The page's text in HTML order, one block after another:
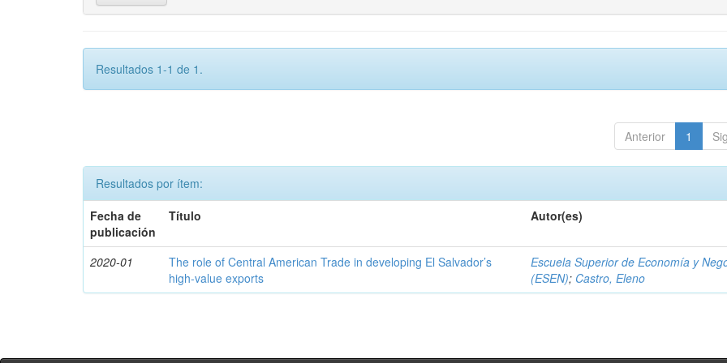
Resultados 1-1 de 1.
Anterior 1
Resultados por ítem:
Fecha de
publicación
Título Autor(es)
2020-01
The role of Central American Trade in developing El Salvador’s
high-value exports
Escuela Superior de Economía y
(ESEN); Castro, Eleno